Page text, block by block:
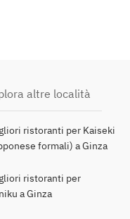
altre località
ristoranti per Kaiseki
formali) a Ginza
ristoranti per
a Ginza